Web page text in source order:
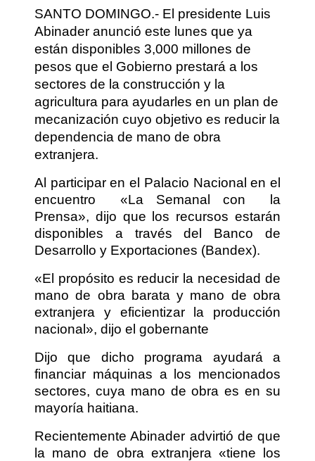
SANTO DOMINGO.- El presidente Luis
Abinader anunció este lunes que ya
están disponibles 3,000 millones de
pesos que el Gobierno prestará a los
sectores de la construcción y la
agricultura para ayudarles en un plan de
mecanización cuyo objetivo es reducir la
dependencia de mano de obra
extranjera.
Al participar en el Palacio Nacional en el
encuentro
«La Semanal con
la
Prensa», dijo que los recursos estarán
disponibles a través del Banco de
Desarrollo y Exportaciones (Bandex).
«El propósito es reducir la necesidad de
mano de obra barata y mano de obra
extranjera y eficientizar la producción
nacional», dijo el gobernante
Dijo que dicho programa ayudará a
financiar máquinas a los mencionados
sectores, cuya mano de obra es en su
mayoría haitiana.
Recientemente Abinader advirtió de que
la mano de obra extranjera «tiene los